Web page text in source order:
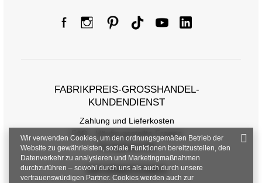
FABRIKPREIS-GROSSHANDEL-K
UNDENDIENST
Zahlung und Lieferkosten
FAQ - Häufig gestellte Fragen
Rückgabepolitik
INFORMATIONEN
Wir verwenden Cookies, um den ordnungsgemäßen Betrieb der
Website zu gewährleisten, soziale Funktionen bereitzustellen, den
Datenverkehr zu analysieren und Marketingmaßnahmen
durchzuführen – sowohl durch uns als auch durch unsere
vertrauenswürdigen Partner. Cookies werden auch zur